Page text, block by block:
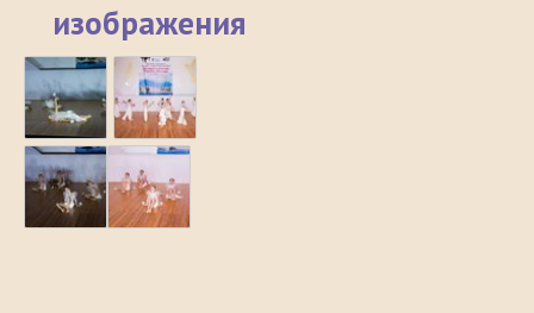
изображения